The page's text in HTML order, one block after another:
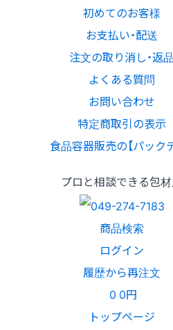
初めてのお客様
お支払い・配送
注文の取り消し・返品
よくある質問
お問い合わせ
特定商取引の表示
食品容器販売の【パック
プロと相談できる包
商品検索
ログイン
履歴から再注文
0 0円
トップページ